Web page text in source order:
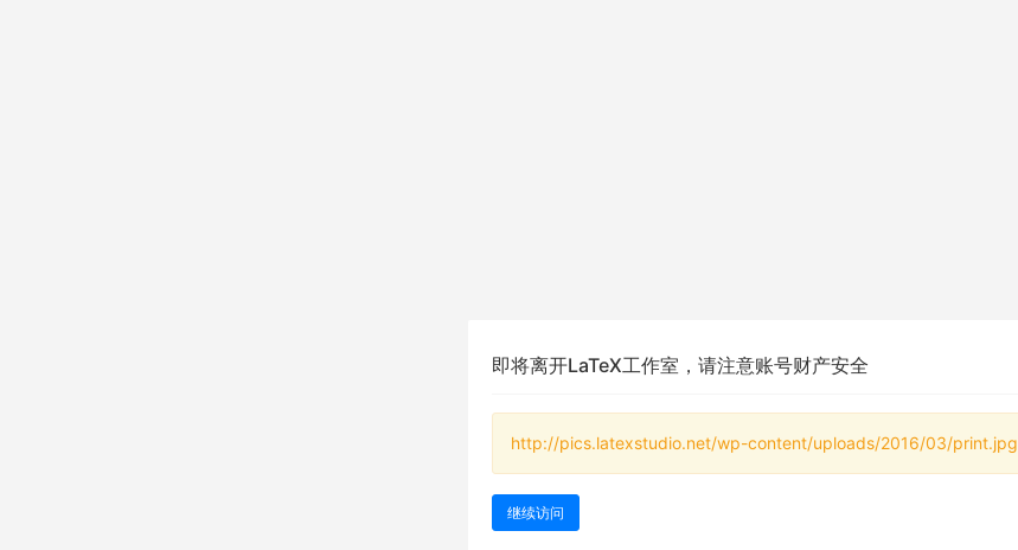
即将离开LaTeX工作室，请注意账号财产安全
http://pics.latexstudio.net/wp-content/uploads/2016/03/print.jpg
继续访问